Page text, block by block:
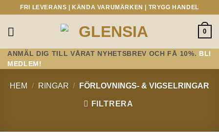
content
FRI LEVERANS | KÄNDA VARUMÄRKEN | TRYGG HANDEL
0
ANMÄL DIG TILL VÅRAT NYHETSBREV OCH FÅ 10%. BLI
MEDLEM!
HEM / RINGAR / FÖRLOVNINGS- & VIGSELRINGAR
FILTRERA